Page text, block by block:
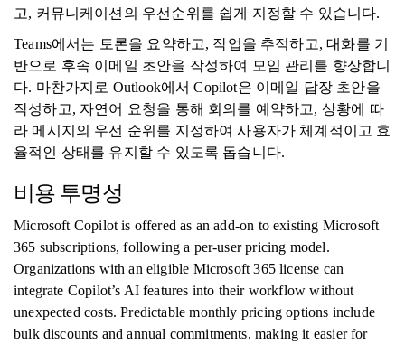
고, 커뮤니케이션의 우선순위를 쉽게 지정할 수 있습니다.
Teams에서는 토론을 요약하고, 작업을 추적하고, 대화를 기
반으로 후속 이메일 초안을 작성하여 모임 관리를 향상합니
다. 마찬가지로 Outlook에서 Copilot은 이메일 답장 초안을
작성하고, 자연어 요청을 통해 회의를 예약하고, 상황에 따
라 메시지의 우선 순위를 지정하여 사용자가 체계적이고 효
율적인 상태를 유지할 수 있도록 돕습니다.
비용 투명성
Microsoft Copilot is offered as an add-on to existing Microsoft
365 subscriptions, following a per-user pricing model.
Organizations with an eligible Microsoft 365 license can
integrate Copilot’s AI features into their workflow without
unexpected costs. Predictable monthly pricing options include
bulk discounts and annual commitments, making it easier for